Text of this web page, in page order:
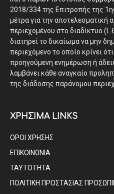
2018/334 της Επιτροπής της
μέτρα για την αποτελεσματική
περιεχομένου στο διαδίκτυο (L
διατηρεί το δικαίωμα να μην
περιεχόμενο το οποίο κρίνει
προηγούμενη ενημέρωση ή
λαμβάνει κάθε αναγκαίο
της διάδοσης παράνομου
ΧΡΗΣΙΜΑ LINKS
ΟΡΟΙ ΧΡΗΣΗΣ
ΕΠΙΚΟΙΝΩΝΙΑ
ΤΑΥΤΟΤΗΤΑ
ΠΟΛΙΤΙΚΗ ΠΡΟΣΤΑΣΙΑΣ